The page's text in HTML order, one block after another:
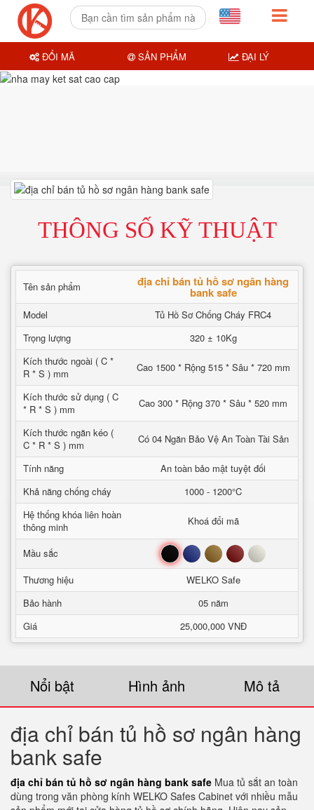
THÔNG SỐ KỸ THUẬT
Tên sản phẩm địa chỉ bán tủ hồ sơ ngân hàng
bank safe
Model
Tủ Hồ Sơ Chống Cháy FRC4
Trọng lượng
320 ± 10Kg
Kích thước ngoài ( C *
R * S ) mm
Cao 1500 * Rộng 515 * Sâu * 720 mm
Kích thước sử dụng ( C
* R * S ) mm
Cao 300 * Rộng 370 * Sâu * 520 mm
Kích thước ngăn kéo (
C * R * S ) mm
Có 04 Ngăn Bảo Vệ An Toàn Tài Sản
Tính năng
An toàn bảo mật tuyệt đối
Khả năng chống cháy
1000 - 1200°C
Hệ thống khóa liên hoàn
thông minh
Khoá đổi mã
Mầu sắc Đen Xanh Nâu Đỏ Trắng
Thương hiệu
WELKO Safe
Bảo hành
05 năm
Giá
25,000,000 VNĐ
Nổi bật Hình ảnh Mô tả
địa chỉ bán tủ hồ sơ ngân hàng
bank safe
địa chỉ bán tủ hồ sơ ngân hàng bank safe Mua tủ sắt an toàn
dùng trong văn phòng kính WELKO Safes Cabinet với nhiều mẫu
ĐỔI MÃ SẢN PHẨM ĐẠI LÝ